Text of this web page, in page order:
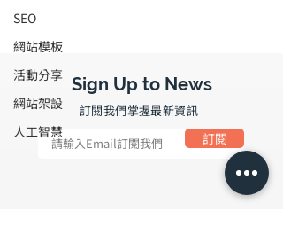
SEO
網站模板
活動分享
網站架設
人工智慧
Sign Up to News
​訂閱我們掌握最新資訊
訂閱